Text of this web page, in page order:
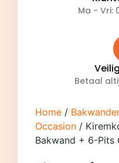
Ma - Vri:
Betaal
Home /
Occasion /
Bakwand + 6-Pits